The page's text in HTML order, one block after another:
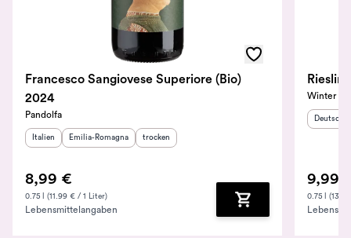
Francesco Sangiovese Superiore (Bio)
2024
Pandolfa
Herkunftsland
Italien Herkunftsregion:
Emilia-Romagna Geschmack
trocken
8,99 €
0.75 l (11.99 € / 1 Liter)
Lebensmittelangaben Zum Warenkorb
Winter
9,99
0.75 l